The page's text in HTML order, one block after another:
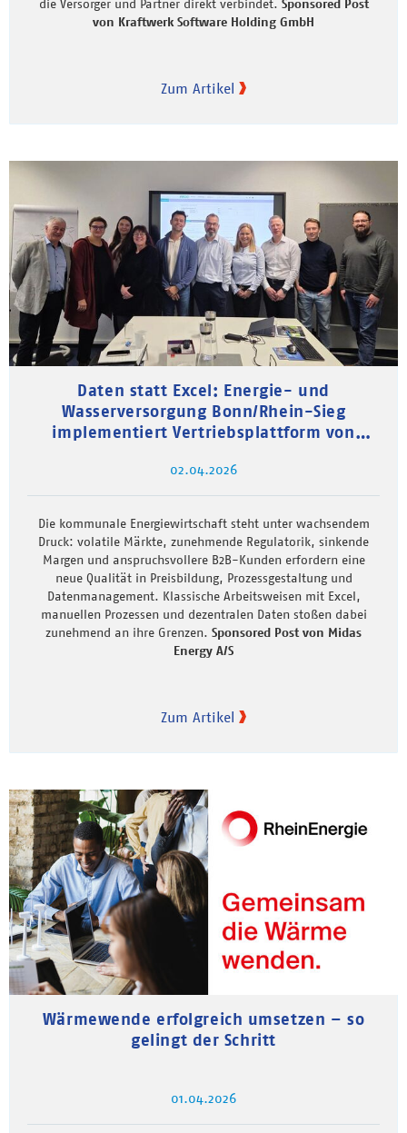
die Versorger und Partner direkt verbindet. Sponsored Post
von Kraftwerk Software Holding GmbH
Zum Artikel
Daten statt Excel: Energie- und
Wasserversorgung Bonn/Rhein-Sieg
implementiert Vertriebsplattform von
02.04.2026
Die kommunale Energiewirtschaft steht unter wachsendem
Druck: volatile Märkte, zunehmende Regulatorik, sinkende
Margen und anspruchsvollere B2B-Kunden erfordern eine
neue Qualität in Preisbildung, Prozessgestaltung und
Datenmanagement. Klassische Arbeitsweisen mit Excel,
manuellen Prozessen und dezentralen Daten stoßen dabei
zunehmend an ihre Grenzen. Sponsored Post von Midas
Energy A/S
Zum Artikel
Wärmewende erfolgreich umsetzen – so
gelingt der Schritt
01.04.2026